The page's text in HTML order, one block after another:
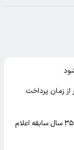
زمان پرداخت
نحوه محاسبه مستمری بازنشستگی با ۲۰، ۳۰ و ۳۵ سال سابقه اعلام